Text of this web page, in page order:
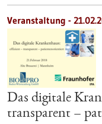
Veranstaltung -
Das digitale
transparent –